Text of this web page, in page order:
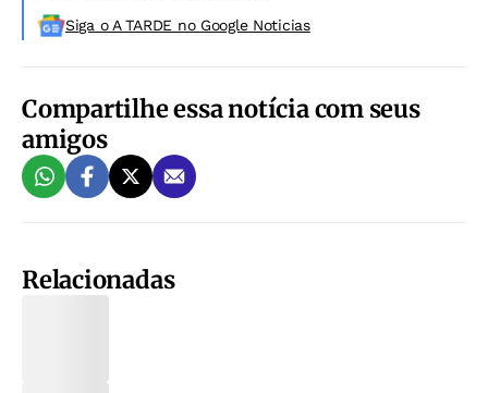
Siga o A TARDE no Google Noticias
Compartilhe essa notícia com seus
amigos
Relacionadas